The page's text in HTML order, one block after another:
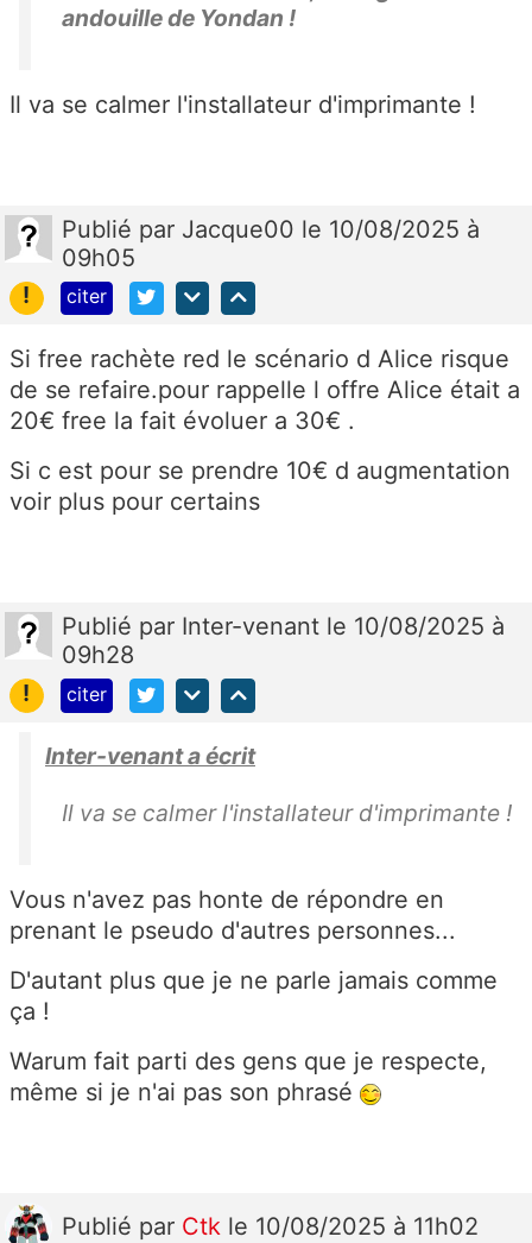
andouille de Yondan !
Il va se calmer l'installateur d'imprimante !
Publié par Jacque00 le 10/08/2025 à
09h05
!
citer
Si free rachète red le scénario d Alice risque
de se refaire.pour rappelle l offre Alice était a
20€ free la fait évoluer a 30€ .
Si c est pour se prendre 10€ d augmentation
voir plus pour certains
Publié par Inter-venant le 10/08/2025 à
09h28
!
citer
Inter-venant a écrit
Il va se calmer l'installateur d'imprimante !
Vous n'avez pas honte de répondre en
prenant le pseudo d'autres personnes...
D'autant plus que je ne parle jamais comme
ça !
Warum fait parti des gens que je respecte,
même si je n'ai pas son phrasé
Publié par Ctk le 10/08/2025 à 11h02